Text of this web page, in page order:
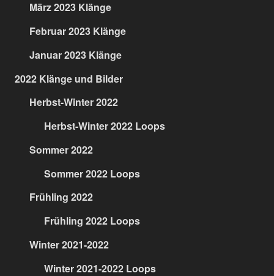
März 2023 Klänge
Februar 2023 Klänge
Januar 2023 Klänge
2022 Klänge und Bilder
Herbst-Winter 2022
Herbst-Winter 2022 Loops
Sommer 2022
Sommer 2022 Loops
Frühling 2022
Frühling 2022 Loops
Winter 2021-2022
Winter 2021-2022 Loops